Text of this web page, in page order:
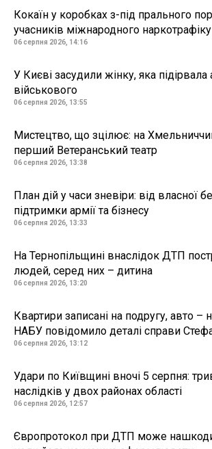
Кокаїн у коробках з-під прального
учасників міжнародного
06 серпня 2026, 14:16
У Києві засудили жінку, яка підірвала
військового
06 серпня 2026, 13:55
Мистецтво, що зцілює: на
перший Ветеранський театр
06 серпня 2026, 13:38
План дій у часи зневіри: від власної
підтримки армії та бізнесу
06 серпня 2026, 13:33
На Тернопільщині внаслідок ДТП
людей, серед них – дитина
06 серпня 2026, 13:20
Квартири записані на подругу, авто –
НАБУ повідомило деталі справи
06 серпня 2026, 13:12
Удари по Київщині вночі 5 серпня:
наслідків у двох районах області
06 серпня 2026, 12:57
Європротокол при ДТП може